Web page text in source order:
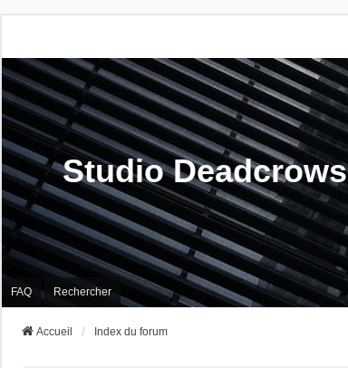
Studio Deadcrows
FAQ Rechercher
Accueil Index du forum